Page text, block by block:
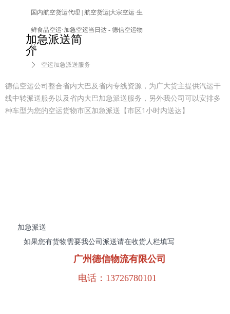
德信空运公司整合省内大巴及省内专线资源，为广大货主提供汽运干
线中转派送服务以及省内大巴加急派送服务，另外我公司可以安排多
种车型为您的空运货物市区加急派送【市区1小时内送达】
加急派送简
介
加急派送
如果您有货物需要我公司派送请在收货人栏填写
广州德信物流有限公司
电话：13726780101
国内航空货运代理 | 航空货运|大宗空运·生
鲜食品空运·加急空运当日达 - 德信空运物
流
ꄲ 空运加急派送服务